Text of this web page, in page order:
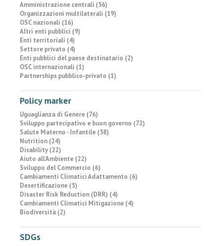
Amministrazione centrali (56)
Organizzazioni multilaterali (19)
OSC nazionali (16)
Altri enti pubblici (9)
Enti territoriali (4)
Settore privato (4)
Enti pubblici del paese destinatario (2)
OSC internazionali (1)
Partnerships pubblico-privato (1)
Policy marker
Uguaglianza di Genere (76)
Sviluppo partecipativo e buon governo (72)
Salute Materno - Infantile (58)
Nutrition (24)
Disability (22)
Aiuto all’Ambiente (22)
Sviluppo del Commercio (6)
Cambiamenti Climatici Adattamento (6)
Desertificazione (5)
Disaster Risk Reduction (DRR) (4)
Cambiamenti Climatici Mitigazione (4)
Biodiversità (2)
SDGs